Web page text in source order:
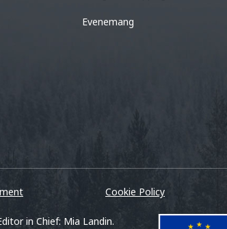
Evenemang
Cookie Policy
in Chief: Mia Landin.